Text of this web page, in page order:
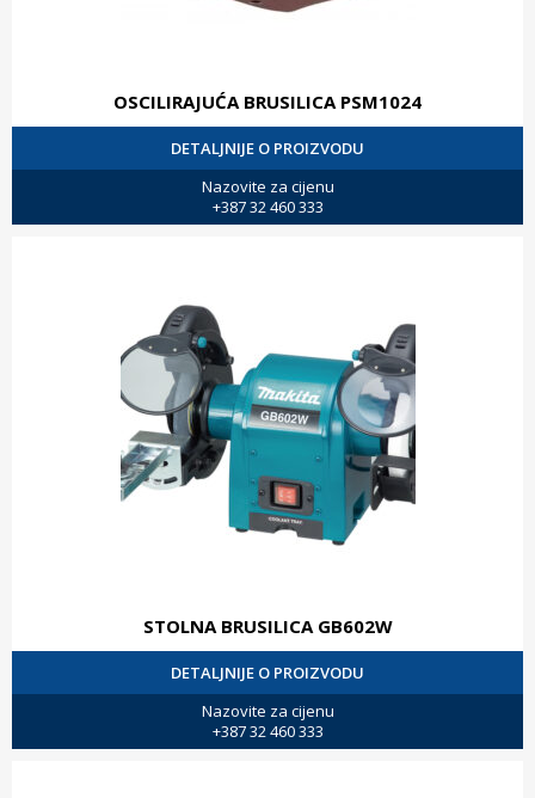
OSCILIRAJUĆA BRUSILICA PSM1024
DETALJNIJE O PROIZVODU
Nazovite za cijenu
+387 32 460 333
STOLNA BRUSILICA GB602W
DETALJNIJE O PROIZVODU
Nazovite za cijenu
+387 32 460 333